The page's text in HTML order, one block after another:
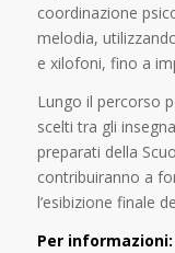
coordinazione
melodia,
e xilofoni, fino a
Lungo il percorso
scelti tra gli
preparati della
contribuiranno a
l’esibizione finale
Per